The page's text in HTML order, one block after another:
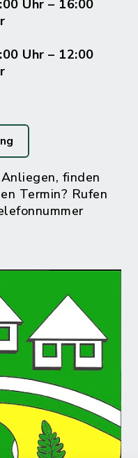
Uhr – 16:00
Uhr – 12:00
finden
Termin? Rufen